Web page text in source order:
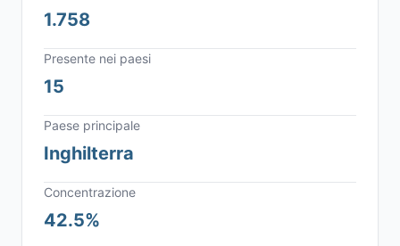
1.758
Presente nei paesi
15
Paese principale
Inghilterra
Concentrazione
42.5%